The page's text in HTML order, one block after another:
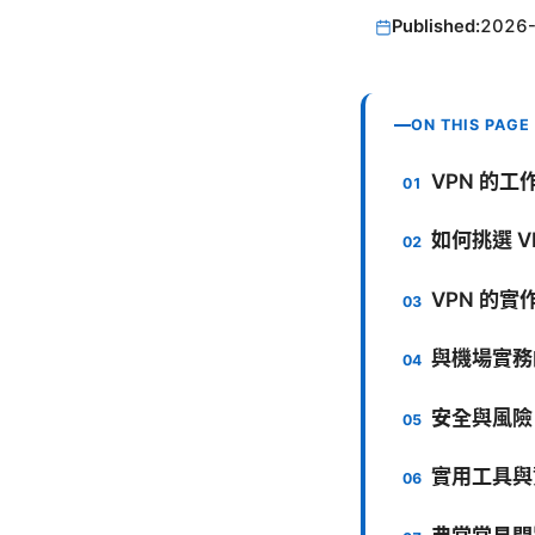
Published:
ON THIS PAGE
VPN 的工
如何挑選
VPN 的實
與機場實
安全與風
實用工具